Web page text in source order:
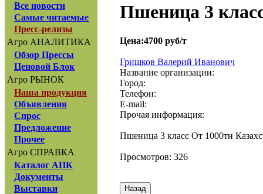
Все новости
Самые читаемые
Пресс-релизы
Агро АНАЛИТИКА
Обзор Прессы
Ценовой Блок
Агро РЫНОК
Наша продукция
Объявления
Спрос
Предложение
Прочее
Агро СПРАВКА
Каталог АПК
Документы
Выставки
Пшеница 3
Цена:4700 руб/т
Гришков Валерий Иванович
Название организации:
Город:
Телефон:
E-mail:
Прочая информация:
Пшеница 3 класс От 1000тн
Просмотров: 326